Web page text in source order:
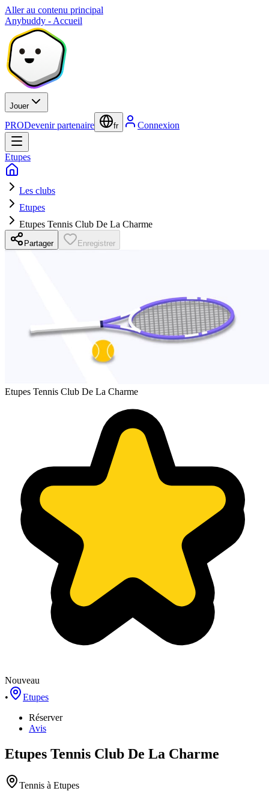
Aller au contenu principal
Anybuddy - Accueil
Jouer
PRODevenir partenaire fr Connexion
Etupes
Les clubs
Etupes
Etupes Tennis Club De La Charme
Partager Enregistrer
Etupes Tennis Club De La Charme
Nouveau
•
Etupes
Réserver
Avis
Etupes Tennis Club De La Charme
Tennis à Etupes